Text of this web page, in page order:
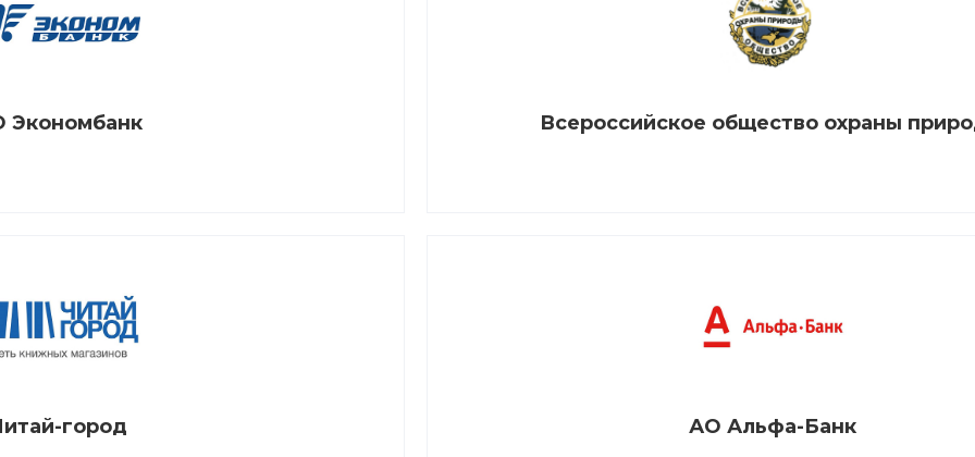
Экономбанк Всероссийское общество охраны
город АО Альфа-Банк